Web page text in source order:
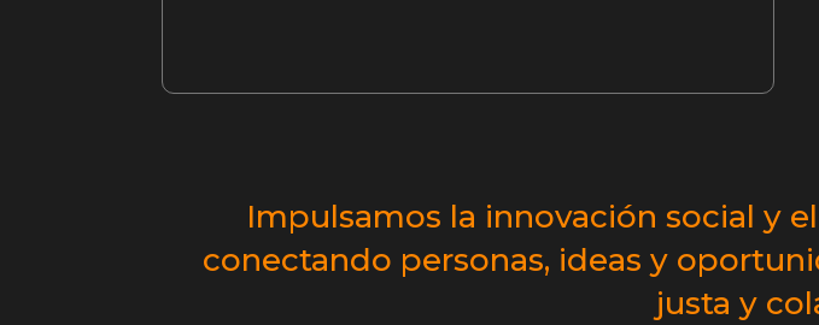
Impulsamos la innovación social y
conectando personas, ideas y
justa y